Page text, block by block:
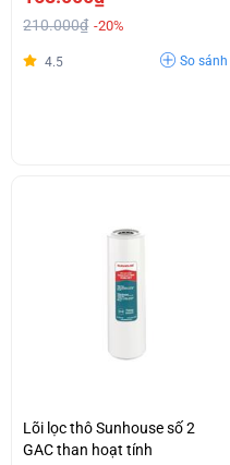
210.000₫ -20%
4.5 So sánh
Lõi lọc thô Sunhouse số 2
GAC than hoạt tính